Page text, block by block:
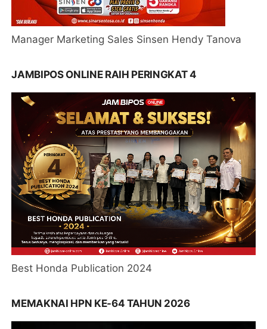
Manager Marketing Sales Sinsen Hendy Tanova
JAMBIPOS ONLINE RAIH PERINGKAT 4
Best Honda Publication 2024
MEMAKNAI HPN KE-64 TAHUN 2026